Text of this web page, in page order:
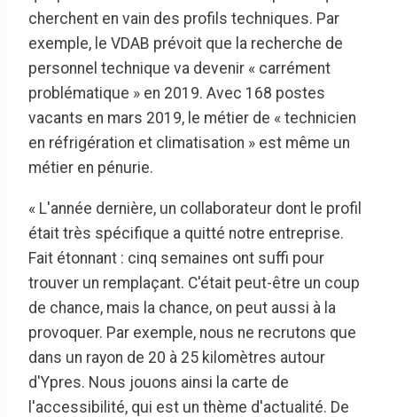
cherchent en vain des profils techniques. Par
exemple, le VDAB prévoit que la recherche de
personnel technique va devenir « carrément
problématique » en 2019. Avec 168 postes
vacants en mars 2019, le métier de « technicien
en réfrigération et climatisation » est même un
métier en pénurie.
« L'année dernière, un collaborateur dont le profil
était très spécifique a quitté notre entreprise.
Fait étonnant : cinq semaines ont suffi pour
trouver un remplaçant. C'était peut-être un coup
de chance, mais la chance, on peut aussi à la
provoquer. Par exemple, nous ne recrutons que
dans un rayon de 20 à 25 kilomètres autour
d'Ypres. Nous jouons ainsi la carte de
l'accessibilité, qui est un thème d'actualité. De